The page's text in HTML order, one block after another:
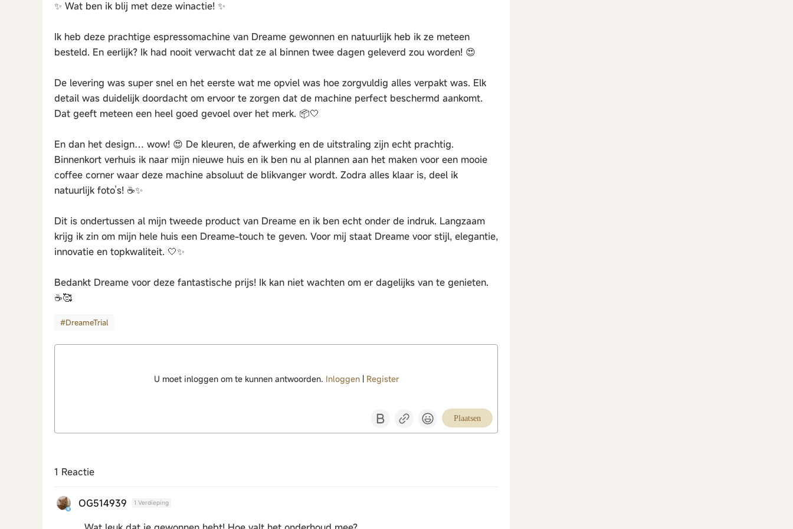
✨ Wat ben ik blij met deze winactie! ✨
Ik heb deze prachtige espressomachine van Dreame gewonnen en natuurlijk heb ik ze meteen
besteld. En eerlijk? Ik had nooit verwacht dat ze al binnen twee dagen geleverd zou worden! 😍
De levering was super snel en het eerste wat me opviel was hoe zorgvuldig alles verpakt was. Elk
detail was duidelijk doordacht om ervoor te zorgen dat de machine perfect beschermd aankomt.
Dat geeft meteen een heel goed gevoel over het merk. 📦🤍
En dan het design… wow! 😍 De kleuren, de afwerking en de uitstraling zijn echt prachtig.
Binnenkort verhuis ik naar mijn nieuwe huis en ik ben nu al plannen aan het maken voor een mooie
coffee corner waar deze machine absoluut de blikvanger wordt. Zodra alles klaar is, deel ik
natuurlijk foto’s! ☕✨
Dit is ondertussen al mijn tweede product van Dreame en ik ben echt onder de indruk. Langzaam
krijg ik zin om mijn hele huis een Dreame-touch te geven. Voor mij staat Dreame voor stijl, elegantie,
innovatie en topkwaliteit. 🤍✨
Bedankt Dreame voor deze fantastische prijs! Ik kan niet wachten om er dagelijks van te genieten.
☕🥰
#DreameTrial
U moet inloggen om te kunnen antwoorden. Inloggen| Register
Plaatsen
1 Reactie
OG514939 1 Verdieping